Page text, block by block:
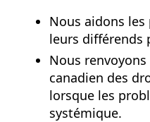
Nous aidons
leurs différends
Nous
canadien des
lorsque les
systémique.